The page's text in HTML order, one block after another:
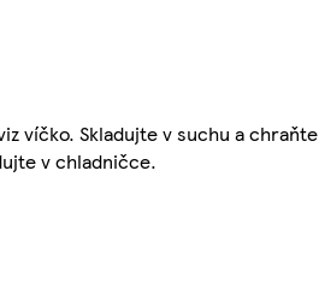
víčko. Skladujte v suchu a
v chladničce.